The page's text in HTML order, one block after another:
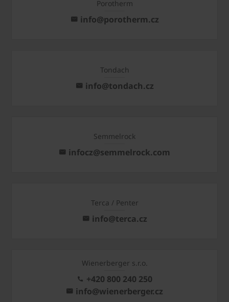
Porotherm
info@porotherm.cz
Tondach
info@tondach.cz
Semmelrock
infocz@semmelrock.com
Terca / Penter
info@terca.cz
Wienerberger s.r.o.
+420 800 240 250
info@wienerberger.cz